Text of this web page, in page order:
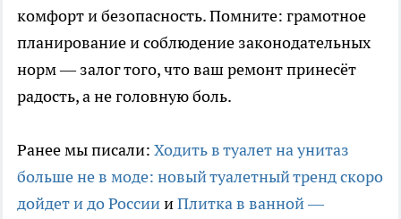
комфорт и безопасность. Помните: грамотное
планирование и соблюдение законодательных
норм — залог того, что ваш ремонт принесёт
радость, а не головную боль.
Ранее мы писали: Ходить в туалет на унитаз
больше не в моде: новый туалетный тренд скоро
дойдет и до РоссиииПлитка в ванной —